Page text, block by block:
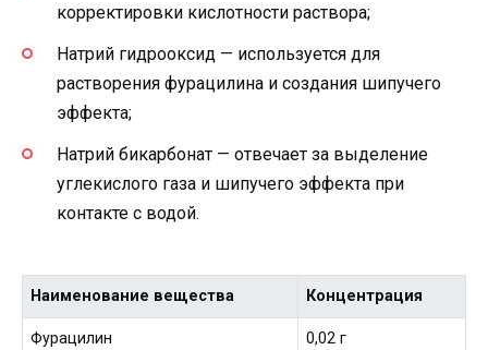
корректировки кислотности раствора;
Натрий гидрооксид — используется для
растворения фурацилина и создания шипучего
эффекта;
Натрий бикарбонат — отвечает за выделение
углекислого газа и шипучего эффекта при
контакте с водой.
Наименование вещества Концентрация
Фурацилин 0,02 г